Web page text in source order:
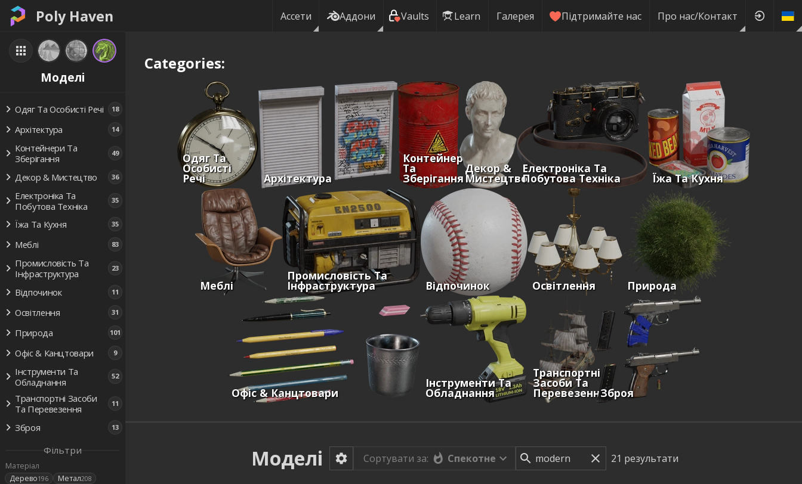
Poly Haven Ассети Аддони Vaults Learn Галерея Підтримайте нас Про нас/Контакт
Моделі
Одяг Та Особисті Речі 18
Архітектура 14
Контейнери Та
Зберігання
49
Декор & Мистецтво 36
Електроніка Та
Побутова Техніка
35
Їжа Та Кухня 35
Меблі 83
Промисловість Та
Інфраструктура
23
Відпочинок 11
Освітлення 31
Природа 101
Офіс & Канцтовари 9
Інструменти Та
Обладнання
52
Транспортні Засоби
Та Перевезення
11
Зброя 13
Фільтри
Матеріал
Дерево196 Метал208
Categories:
Одяг Та
Особисті
Речі Архітектура
Контейнери
Та
Зберігання
Декор &
Мистецтво
Електроніка Та
Побутова Техніка Їжа Та Кухня
Меблі
Промисловість Та
Інфраструктура Відпочинок Освітлення Природа
Офіс & Канцтовари
Інструменти Та
Обладнання
Транспортні
Засоби Та
ПеревезенняЗброя
Моделі Сортувати за: Спекотне 21 результати